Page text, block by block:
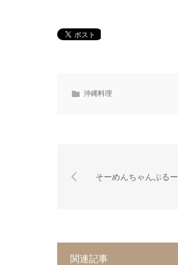
沖縄料理
そーめんちゃんぷるー
関連記事